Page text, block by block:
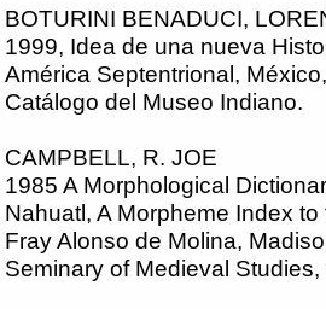
BOTURINI BENADUCI,
1999, Idea de una nueva
América Septentrional,
Catálogo del Museo Indiano.
CAMPBELL, R. JOE
1985 A Morphological
Nahuatl, A Morpheme Index
Fray Alonso de Molina,
Seminary of Medieval Studies,